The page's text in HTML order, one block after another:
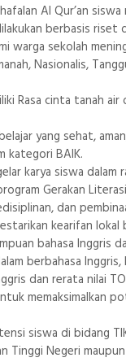
Al Qur’an
berbasis
warga sekolah
Nasionalis,
Rasa cinta tanah
yang sehat,
kategori BAIK.
karya siswa dalam
Gerakan
dan
kearifan
bahasa Inggris
berbahasa
dan rerata nilai
memaksimalkan
siswa di bidang
Tinggi Negeri